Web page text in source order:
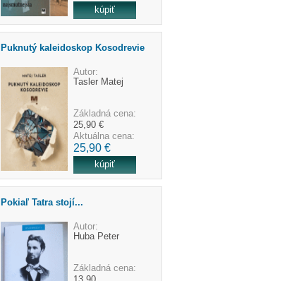
Puknutý kaleidoskop Kosodrevie
Autor:
Tasler Matej
Základná cena:
25,90 €
Aktuálna cena:
25,90 €
Pokiaľ Tatra stojí...
Autor:
Huba Peter
Základná cena: